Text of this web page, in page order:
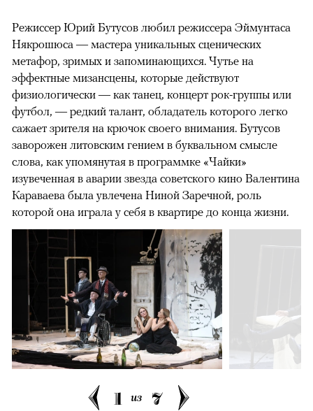
Режиссер Юрий Бутусов любил режиссера Эймунтаса
Някрошюса — мастера уникальных сценических
метафор, зримых и запоминающихся. Чутье на
эффектные мизансцены, которые действуют
физиологически — как танец, концерт рок-группы или
футбол, — редкий талант, обладатель которого легко
сажает зрителя на крючок своего внимания. Бутусов
заворожен литовским гением в буквальном смысле
слова, как упомянутая в программке «Чайки»
изувеченная в аварии звезда советского кино Валентина
Караваева была увлечена Ниной Заречной, роль
которой она играла у себя в квартире до конца жизни.
1 из 7